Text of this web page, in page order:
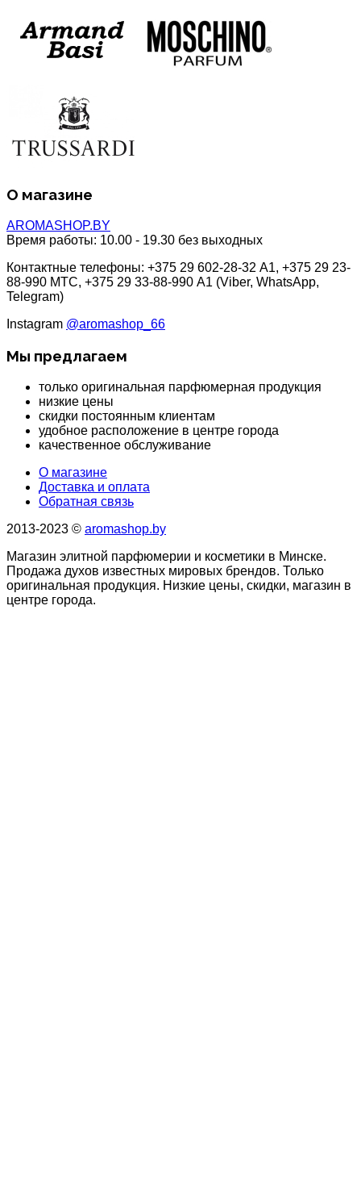
О магазине
AROMASHOP.BY
Время работы: 10.00 - 19.30 без выходных
Контактные телефоны: +375 29 602-28-32 A1, +375 29 23-
88-990 МТС, +375 29 33-88-990 A1 (Viber, WhatsApp,
Telegram)
Instagram @aromashop_66
Мы предлагаем
только оригинальная парфюмерная продукция
низкие цены
скидки постоянным клиентам
удобное расположение в центре города
качественное обслуживание
О магазине
Доставка и оплата
Обратная связь
2013-2023 © aromashop.by
Магазин элитной парфюмерии и косметики в Минске.
Продажа духов известных мировых брендов. Только
оригинальная продукция. Низкие цены, скидки, магазин в
центре города.